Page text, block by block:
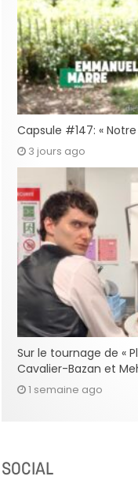
Capsule #147: «
3 jours ago
Sur le tournage de «
Cavalier-Bazan et
1 semaine ago
SOCIAL